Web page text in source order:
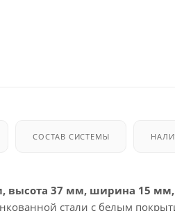
СОСТАВ СИСТЕМЫ
высота 37 мм, ширина 15
стали с белым